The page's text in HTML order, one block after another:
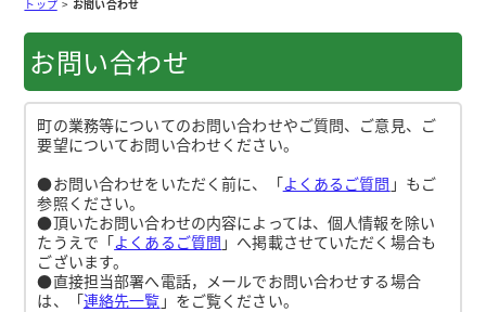
トップ>お問い合わせ
お問い合わせ
町の業務等についてのお問い合わせやご質問、ご意見、ご
要望についてお問い合わせください。
●お問い合わせをいただく前に、「よくあるご質問 」もご
参照ください。
●頂いたお問い合わせの内容によっては、個人情報を除い
たうえで「よくあるご質問 」へ掲載させていただく場合も
ございます。
●直接担当部署へ電話，メールでお問い合わせする場合
は、「連絡先一覧 」をご覧ください。